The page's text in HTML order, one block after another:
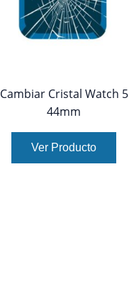
Cambiar Cristal Watch 5
44mm
Ver Producto